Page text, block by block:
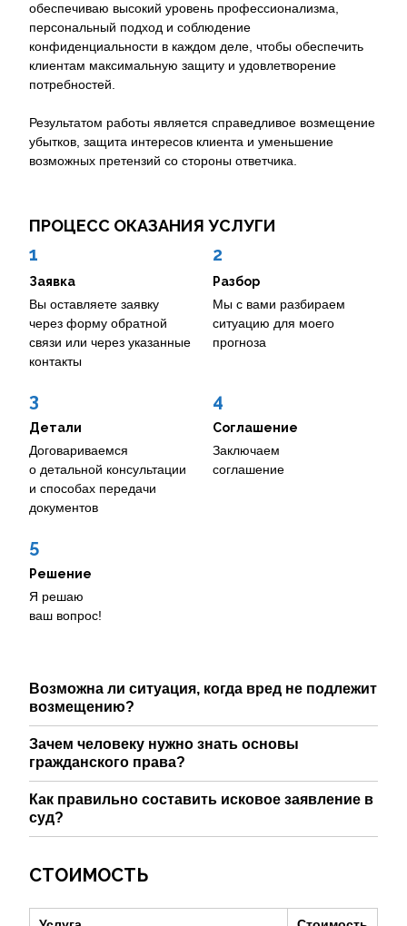
обеспечиваю высокий уровень профессионализма,
персональный подход и соблюдение
конфиденциальности в каждом деле, чтобы обеспечить
клиентам максимальную защиту и удовлетворение
потребностей.
Результатом работы является справедливое возмещение
убытков, защита интересов клиента и уменьшение
возможных претензий со стороны ответчика.
ПРОЦЕСС ОКАЗАНИЯ УСЛУГИ
1
Заявка
Вы оставляете заявку
через форму обратной
связи или через указанные
контакты
2
Разбор
Мы с вами разбираем
ситуацию для моего
прогноза
3
Детали
Договариваемся
о детальной консультации
и способах передачи
документов
4
Соглашение
Заключаем
соглашение
5
Решение
Я решаю
ваш вопрос!
Возможна ли ситуация, когда вред не подлежит
возмещению?
Зачем человеку нужно знать основы
гражданского права?
Как правильно составить исковое заявление в
суд?
СТОИМОСТЬ